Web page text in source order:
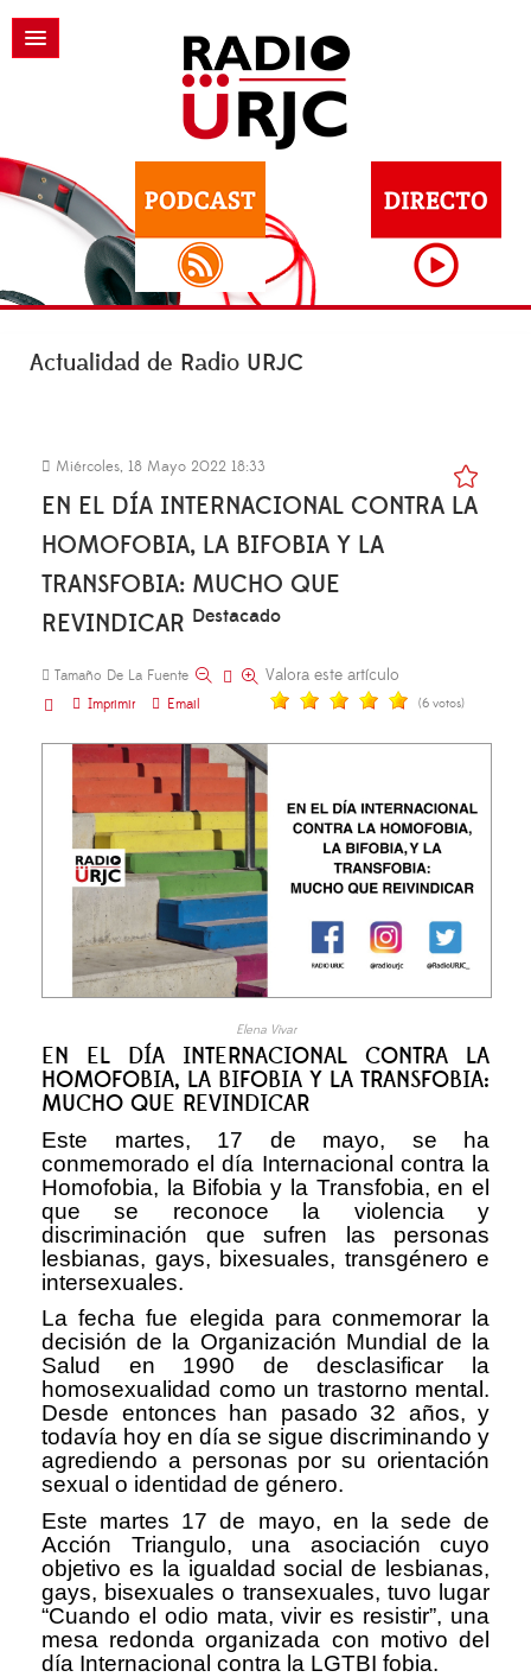
Actualidad de Radio URJC
Miércoles, 18 Mayo 2022 18:33
EN EL DÍA INTERNACIONAL CONTRA LA
HOMOFOBIA, LA BIFOBIA Y LA
TRANSFOBIA: MUCHO QUE
REVINDICAR Destacado
Tamaño De La Fuente
Imprimir
Email
Valora este artículo
(6 votos)
Elena Vivar
EN EL DÍA INTERNACIONAL CONTRA LA
HOMOFOBIA, LA BIFOBIA Y LA TRANSFOBIA:
MUCHO QUE REVINDICAR
Este martes, 17 de mayo, se ha
conmemorado el día Internacional contra la
Homofobia, la Bifobia y la Transfobia, en el
que se reconoce la violencia y
discriminación que sufren las personas
lesbianas, gays, bixesuales, transgénero e
intersexuales.
La fecha fue elegida para conmemorar la
decisión de la Organización Mundial de la
Salud en 1990 de desclasificar la
homosexualidad como un trastorno mental.
Desde entonces han pasado 32 años, y
todavía hoy en día se sigue discriminando y
agrediendo a personas por su orientación
sexual o identidad de género.
Este martes 17 de mayo, en la sede de
Acción Triangulo, una asociación cuyo
objetivo es la igualdad social de lesbianas,
gays, bisexuales o transexuales, tuvo lugar
“Cuando el odio mata, vivir es resistir”, una
mesa redonda organizada con motivo del
día Internacional contra la LGTBI fobia.